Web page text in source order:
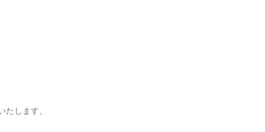
します。